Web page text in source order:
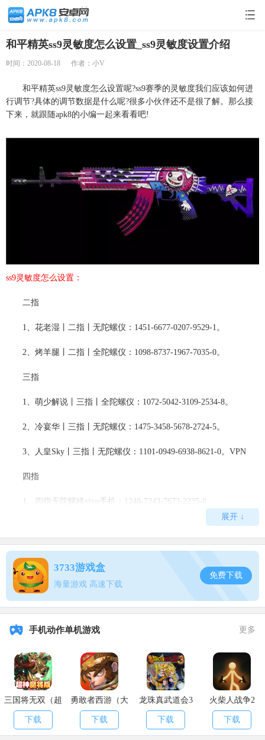
和平精英ss9灵敏度怎么设置_ss9灵敏度设置介绍
时间：2020-08-18 作者：小V
和平精英ss9灵敏度怎么设置呢?ss9赛季的灵敏度我们应该如何进
行调节?具体的调节数据是什么呢?很多小伙伴还不是很了解。那么接
下来，就跟随apk8的小编一起来看看吧!
ss9灵敏度怎么设置：
二指
1、花老湿丨二指丨无陀螺仪：1451-6677-0207-9529-1。
2、烤羊腿丨二指丨全陀螺仪：1098-8737-1967-7035-0。
三指
1、萌少解说丨三指丨全陀螺仪：1072-5042-3109-2534-8。
2、冷宴华丨三指丨无陀螺仪：1475-3458-5678-2724-5。
3、人皇Sky丨三指丨无陀螺仪：1101-0949-6938-8621-0。VPN
四指
1、四指无陀螺移vivo手机：1248-7243-7673-2235-0。
3、华为 四指 无陀螺仪QQ：1471-8522-2275-8836-6。
五指
1、难言丨五指丨半陀螺仪：1072-5042-3109-2534-8。
2、不求人丨五指丨半陀螺仪：1428-8096-7138-1847-2。
3、西瓜太浪丨五指丨半陀螺仪：1138-0139-7139-4078-7。
4、突击手蜜獾丨五指丨无陀螺仪：1364-1341-2098-5829-6。
以上就是和平精英ss9灵敏度怎么设置_ss9灵敏度设置介绍的全部
内容啦，希望大家能喜欢!
展开 ↓
3733游戏盒
海量游戏 高速下载
免费下载
手机动作单机游戏 更多
三国将无双（超
神魔将版）
下载
勇敢者西游（大
乱斗）
下载
龙珠真武道会3
下载
火柴人战争2
下载